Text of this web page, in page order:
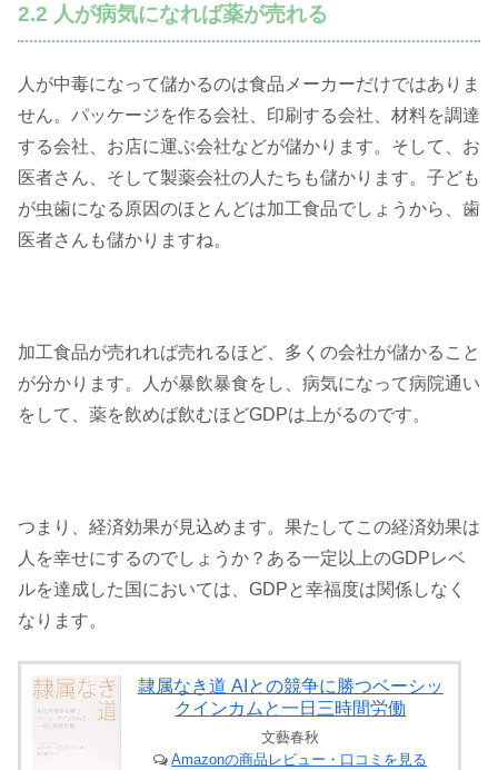
2.2 人が病気になれば薬が売れる
人が中毒になって儲かるのは食品メーカーだけではありま
せん。パッケージを作る会社、印刷する会社、材料を調達
する会社、お店に運ぶ会社などが儲かります。そして、お
医者さん、そして製薬会社の人たちも儲かります。子ども
が虫歯になる原因のほとんどは加工食品でしょうから、歯
医者さんも儲かりますね。
加工食品が売れれば売れるほど、多くの会社が儲かること
が分かります。人が暴飲暴食をし、病気になって病院通い
をして、薬を飲めば飲むほどGDPは上がるのです。
つまり、経済効果が見込めます。果たしてこの経済効果は
人を幸せにするのでしょうか？ある一定以上のGDPレベ
ルを達成した国においては、GDPと幸福度は関係しなく
なります。
隷属なき道 AIとの競争に勝つベーシッ
クインカムと一日三時間労働
文藝春秋
Amazonの商品レビュー・口コミを見る